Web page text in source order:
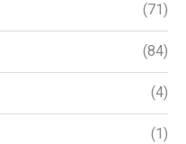
(71)
(84)
(4)
(1)